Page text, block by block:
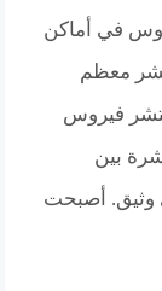
في أماكن
معظم
فيروس
بين
وثيق. أصبحت